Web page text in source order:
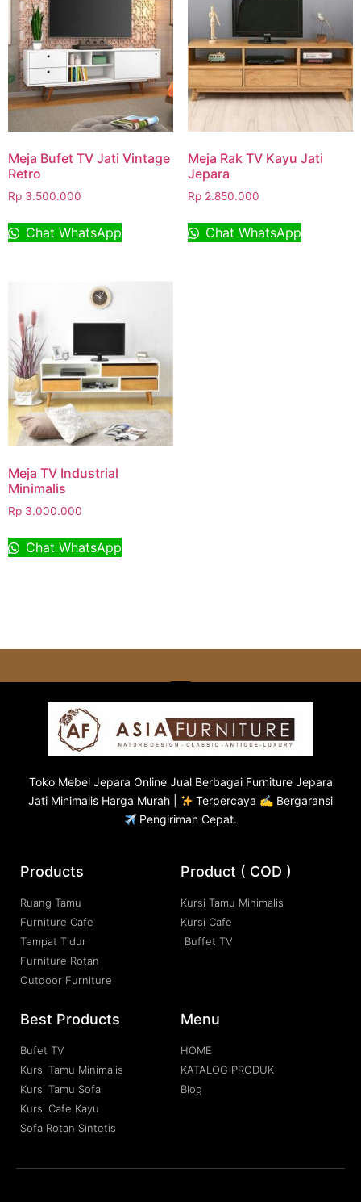
Meja Bufet TV Jati Vintage
Retro
Rp 3.500.000
Chat WhatsApp
Meja Rak TV Kayu Jati
Jepara
Rp2.850.000
Chat WhatsApp
Meja TV Industrial
Minimalis
Rp 3.000.000
Chat WhatsApp
Toko Mebel Jepara Online Jual Berbagai Furniture Jepara
Jati Minimalis Harga Murah |
Terpercaya ✍ Bergaransi
Pengiriman Cepat.
Products
Ruang Tamu
Furniture Cafe
Tempat Tidur
Furniture Rotan
Outdoor Furniture
Product ( COD )
Kursi Tamu Minimalis
Kursi Cafe
Buffet TV
Best Products
Bufet TV
Kursi Tamu Minimalis
Kursi Tamu Sofa
Kursi Cafe Kayu
Sofa Rotan Sintetis
Menu
HOME
KATALOG PRODUK
Blog